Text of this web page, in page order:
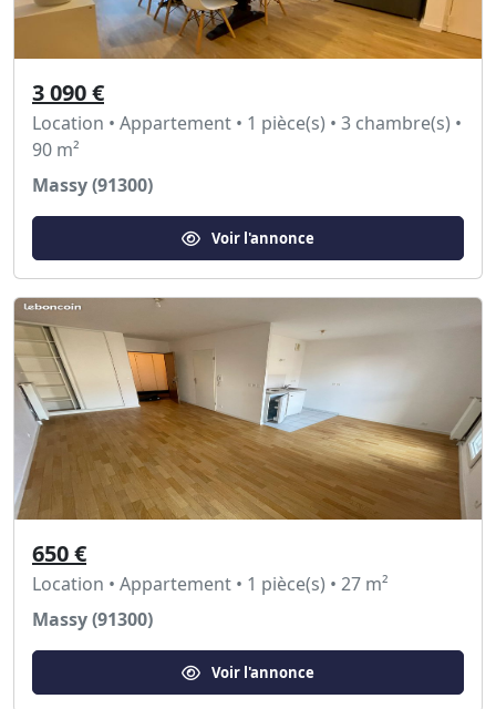
3 090 €
Location • Appartement • 1 pièce(s) • 3 chambre(s) •
90 m²
Massy (91300)
Voir l'annonce
650 €
Location • Appartement • 1 pièce(s) • 27 m²
Massy (91300)
Voir l'annonce